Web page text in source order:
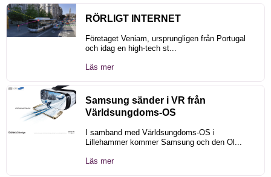
RÖRLIGT INTERNET
Företaget Veniam, ursprungligen från Portugal
och idag en high-tech st...
Läs mer
Samsung sänder i VR från
Världsungdoms-OS
I samband med Världsungdoms-OS i
Lillehammer kommer Samsung och den Ol...
Läs mer